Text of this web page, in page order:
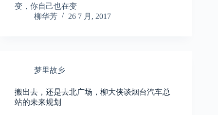
变，你自己也在变
柳华芳
26 7 月, 2017
梦里故乡
搬出去，还是去北广场，柳大侠谈烟台汽车总
站的未来规划